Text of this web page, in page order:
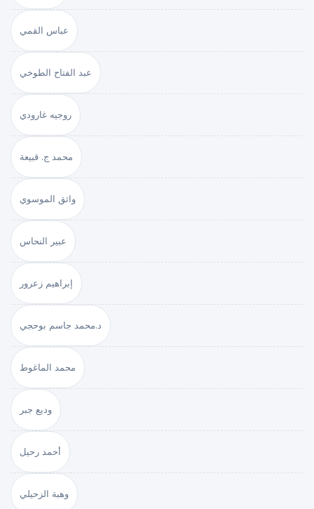
عباس القمي
عبد الفتاح الطوخي
روجيه غارودي
محمد ج. قبيعة
واثق الموسوي
عبير النحاس
إبراهيم زعرور
د.محمد جاسم بوحجي
محمد الماغوط
وديع جبر
أحمد رحيل
وهبة الزحيلي